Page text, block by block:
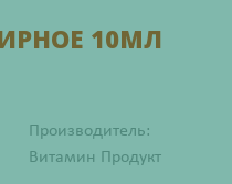
10МЛ
Производитель:
Витамин Продукт